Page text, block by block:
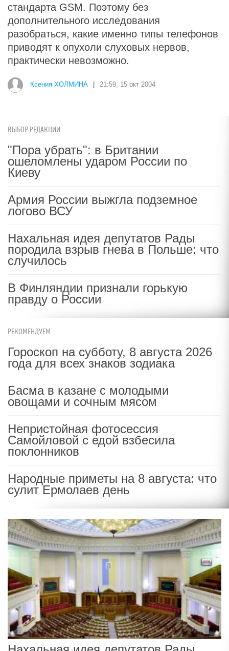
стандарта GSM. Поэтому без
дополнительного исследования
разобраться, какие именно типы телефонов
приводят к опухоли слуховых нервов,
практически невозможно.
Ксения ХОЛМИНА 21:59, 15 окт 2004
ВЫБОР РЕДАКЦИИ
"Пора убрать": в Британии
ошеломлены ударом России по
Киеву
Армия России выжгла подземное
логово ВСУ
Нахальная идея депутатов Рады
породила взрыв гнева в Польше: что
случилось
В Финляндии признали горькую
правду о России
РЕКОМЕНДУЕМ
Гороскоп на субботу, 8 августа 2026
года для всех знаков зодиака
Басма в казане с молодыми
овощами и сочным мясом
Непристойная фотосессия
Самойловой с едой взбесила
поклонников
Народные приметы на 8 августа: что
сулит Ермолаев день